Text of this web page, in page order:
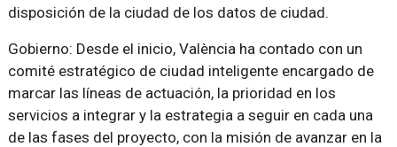
disposición de la ciudad de los datos de ciudad.
Gobierno: Desde el inicio, València ha contado con un
comité estratégico de ciudad inteligente encargado de
marcar las líneas de actuación, la prioridad en los
servicios a integrar y la estrategia a seguir en cada una
de las fases del proyecto, con la misión de avanzar en la